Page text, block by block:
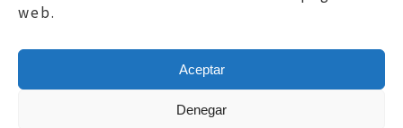
web.
Aceptar
Denegar
Protección de Datos
Política de cookies
Copyright © 2019El Justicia de Aragón|
Sephor Consulting